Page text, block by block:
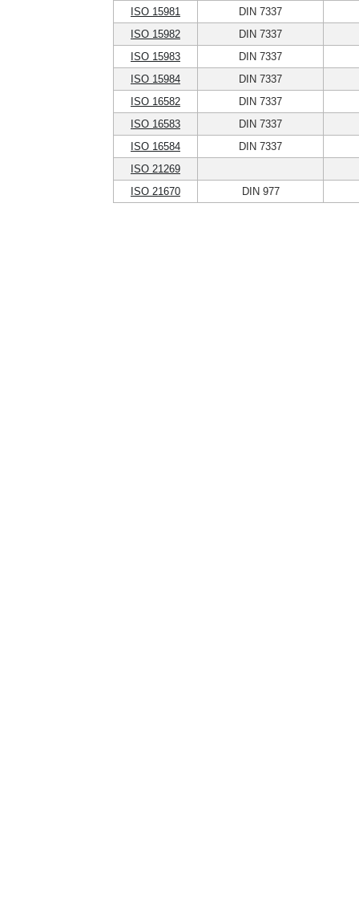
ISO 15981
DIN 7337
ISO 15982
DIN 7337
ISO 15983
DIN 7337
ISO 15984
DIN 7337
ISO 16582
DIN 7337
ISO 16583
DIN 7337
ISO 16584
DIN 7337
ISO 21269
ISO 21670
DIN 977